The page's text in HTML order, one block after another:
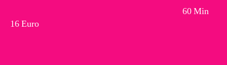
60 Min
16 Euro